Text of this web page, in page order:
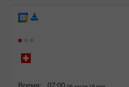
Время: 07:00